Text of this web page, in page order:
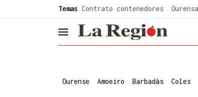
Temas Contrato contenedores
header.menu.open
Ourense Amoeiro Barbadás Coles